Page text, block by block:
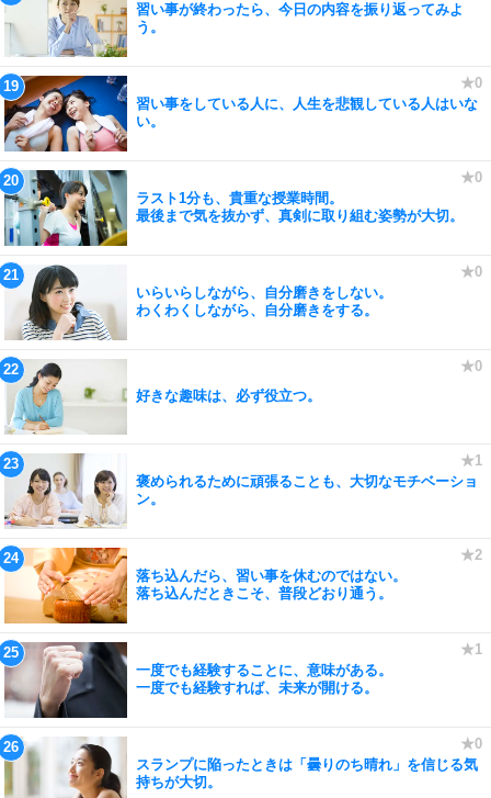
習い事が終わったら、今日の内容を振り返ってみよ
う。
習い事をしている人に、人生を悲観している人はいな
い。
ラスト1分も、貴重な授業時間。
最後まで気を抜かず、真剣に取り組む姿勢が大切。
いらいらしながら、自分磨きをしない。
わくわくしながら、自分磨きをする。
好きな趣味は、必ず役立つ。
褒められるために頑張ることも、大切なモチベーショ
ン。
落ち込んだら、習い事を休むのではない。
落ち込んだときこそ、普段どおり通う。
一度でも経験することに、意味がある。
一度でも経験すれば、未来が開ける。
スランプに陥ったときは「曇りのち晴れ」を信じる気
持ちが大切。